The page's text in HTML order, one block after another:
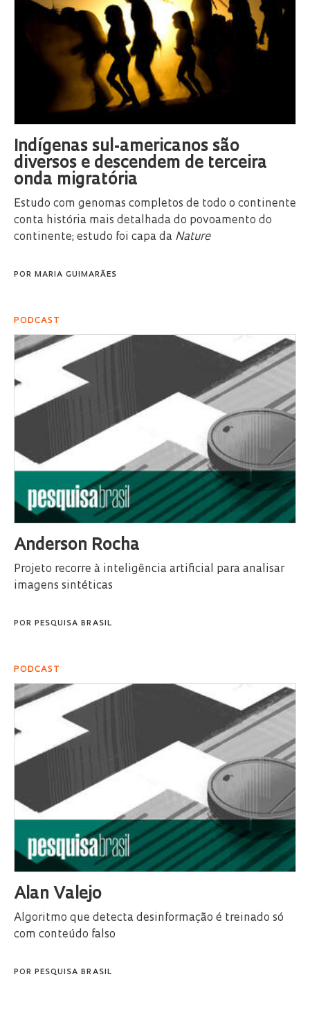
Indígenas sul-americanos são
diversos e descendem de terceira
onda migratória
Estudo com genomas completos de todo o continente
conta história mais detalhada do povoamento do
continente; estudo foi capa da Nature
POR MARIA GUIMARÃES
PODCAST
Anderson Rocha
Projeto recorre à inteligência artificial para analisar
imagens sintéticas
POR PESQUISA BRASIL
PODCAST
Alan Valejo
Algoritmo que detecta desinformação é treinado só
com conteúdo falso
POR PESQUISA BRASIL